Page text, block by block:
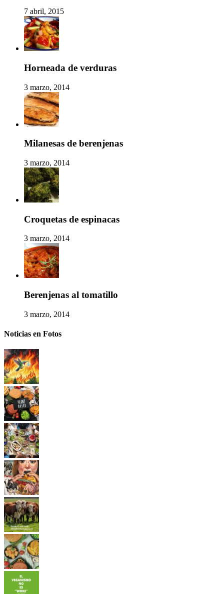
7 abril, 2015
Horneada de verduras
3 marzo, 2014
Milanesas de berenjenas
3 marzo, 2014
Croquetas de espinacas
3 marzo, 2014
Berenjenas al tomatillo
3 marzo, 2014
Noticias en Fotos